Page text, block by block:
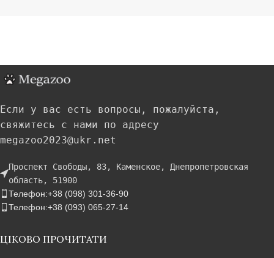
Если у вас есть вопросы, пожалуйста,
свяжитесь с нами по адресу
megazoo2023@ukr.net
Проспект Свободы, 83, Каменское, Днепропетровская
область, 51900
Телефон:+38 (098) 301-36-90
Телефон:+38 (093) 065-27-14
ЦІКОВО ПРОЧИТАТИ